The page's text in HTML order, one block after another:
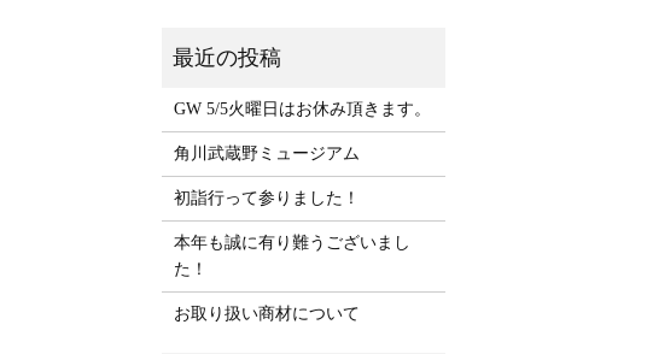
GW 5/5火曜日はお休み頂きます。
角川武蔵野ミュージアム
初詣行って参りました！
本年も誠に有り難うございまし
た！
お取り扱い商材について